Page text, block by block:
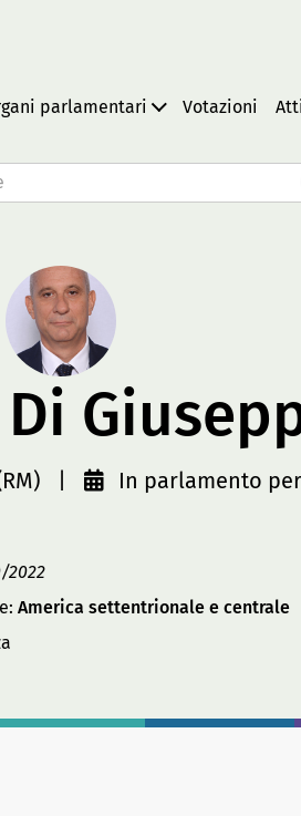
parlamentari Votazioni
In parlamento
2022
America settentrionale e centrale